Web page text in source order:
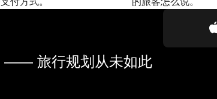
—— 旅行规划从未如此